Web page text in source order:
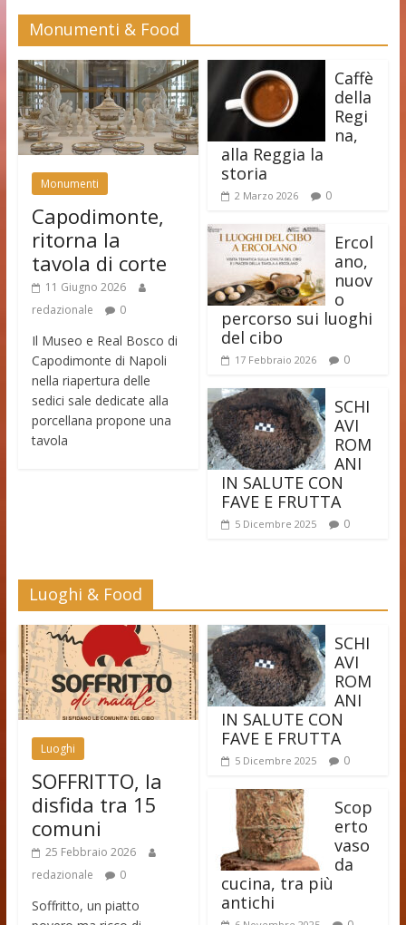
Monumenti & Food
Monumenti
Capodimonte,
ritorna la
tavola di corte
11 Giugno 2026
redazionale
0
Il Museo e Real Bosco di
Capodimonte di Napoli
nella riapertura delle
sedici sale dedicate alla
porcellana propone una
tavola
Caffè
della
Regi
na,
alla Reggia la
storia
2 Marzo 2026 0
Ercol
ano,
nuov
o
percorso sui luoghi
del cibo
17 Febbraio 2026 0
SCHI
AVI
ROM
ANI
IN SALUTE CON
FAVE E FRUTTA
5 Dicembre 2025 0
Luoghi & Food
Luoghi
SOFFRITTO, la
disfida tra 15
comuni
25 Febbraio 2026
redazionale
0
Soffritto, un piatto
SCHI
AVI
ROM
ANI
IN SALUTE CON
FAVE E FRUTTA
5 Dicembre 2025 0
Scop
erto
vaso
da
cucina, tra più
antichi